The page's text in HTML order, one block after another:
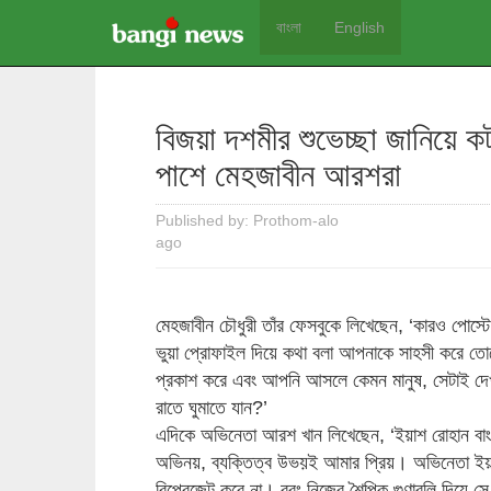
বাংলা English
বিজয়া দশমীর শুভেচ্ছা জানিয়ে
পাশে মেহজাবীন আরশরা
Published by: Prothom-alo
ago
মেহজাবীন চৌধুরী তাঁর ফেসবুকে লিখেছেন, ‘কারও
ভুয়া প্রোফাইল দিয়ে কথা বলা আপনাকে সাহসী করে
প্রকাশ করে এবং আপনি আসলে কেমন মানুষ, সেটাই
রাতে ঘুমাতে যান?’
এদিকে অভিনেতা আরশ খান লিখেছেন, ‘ইয়াশ রোহান
অভিনয়, ব্যক্তিত্ব উভয়ই আমার প্রিয়। অভিনেতা